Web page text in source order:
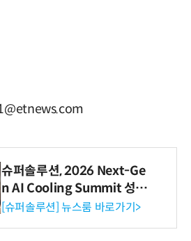
슈퍼솔루션, 2026 Next-Ge
n AI Cooling Summit 성황
리 성료
[슈퍼솔루션] 뉴스룸 바로가기>